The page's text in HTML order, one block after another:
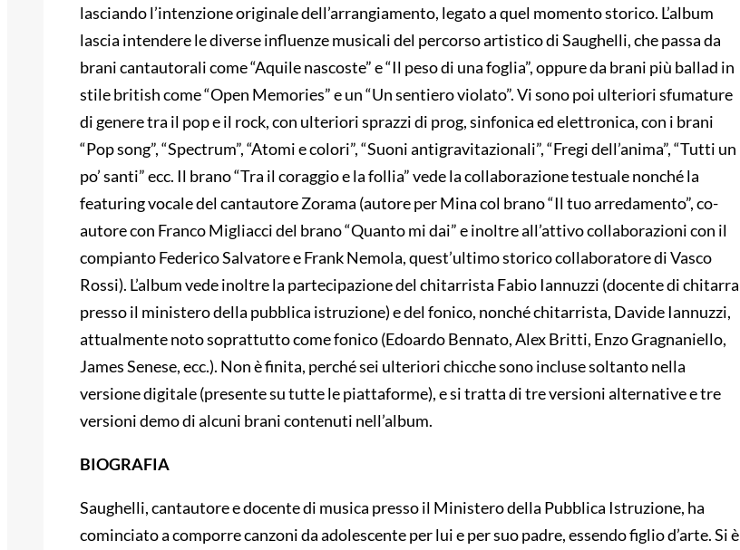
lasciando l’intenzione originale dell’arrangiamento, legato a quel momento storico. L’album
lascia intendere le diverse influenze musicali del percorso artistico di Saughelli, che passa da
brani cantautorali come “Aquile nascoste” e “Il peso di una foglia”, oppure da brani più ballad in
stile british come “Open Memories” e un “Un sentiero violato”. Vi sono poi ulteriori sfumature
di genere tra il pop e il rock, con ulteriori sprazzi di prog, sinfonica ed elettronica, con i brani
“Pop song”, “Spectrum”, “Atomi e colori”, “Suoni antigravitazionali”, “Fregi dell’anima”, “Tutti un
po’ santi” ecc. Il brano “Tra il coraggio e la follia” vede la collaborazione testuale nonché la
featuring vocale del cantautore Zorama (autore per Mina col brano “Il tuo arredamento”, co-
autore con Franco Migliacci del brano “Quanto mi dai” e inoltre all’attivo collaborazioni con il
compianto Federico Salvatore e Frank Nemola, quest’ultimo storico collaboratore di Vasco
Rossi). L’album vede inoltre la partecipazione del chitarrista Fabio Iannuzzi (docente di chitarra
presso il ministero della pubblica istruzione) e del fonico, nonché chitarrista, Davide Iannuzzi,
attualmente noto soprattutto come fonico (Edoardo Bennato, Alex Britti, Enzo Gragnaniello,
James Senese, ecc.). Non è finita, perché sei ulteriori chicche sono incluse soltanto nella
versione digitale (presente su tutte le piattaforme), e si tratta di tre versioni alternative e tre
versioni demo di alcuni brani contenuti nell’album.
BIOGRAFIA
Saughelli, cantautore e docente di musica presso il Ministero della Pubblica Istruzione, ha
cominciato a comporre canzoni da adolescente per lui e per suo padre, essendo figlio d’arte. Si è